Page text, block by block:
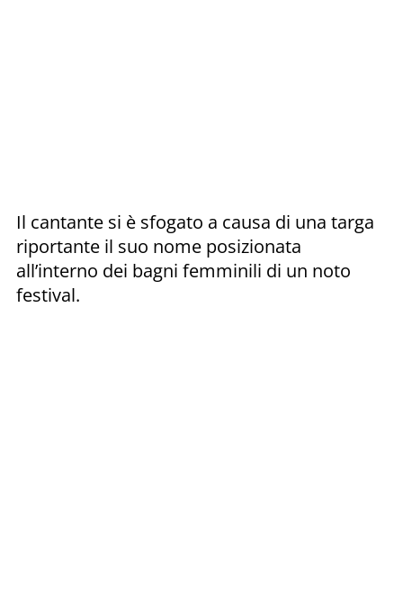
Il cantante si è sfogato a causa di una targa
riportante il suo nome posizionata
all’interno dei bagni femminili di un noto
festival.